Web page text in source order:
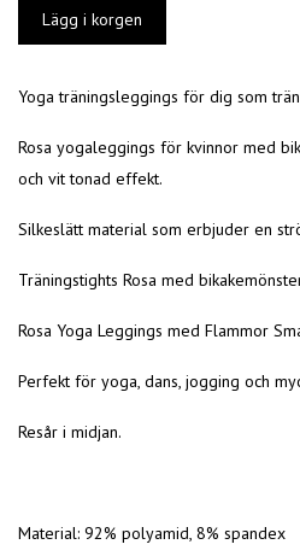
Yoga träningsleggings för dig som
Rosa yogaleggings för kvinnor med
och vit tonad effekt.
Silkeslätt material som erbjuder en
Träningstights Rosa med
Rosa Yoga Leggings med Flammor
Perfekt för yoga, dans, jogging och
Resår i midjan.
Material: 92% polyamid, 8% spandex